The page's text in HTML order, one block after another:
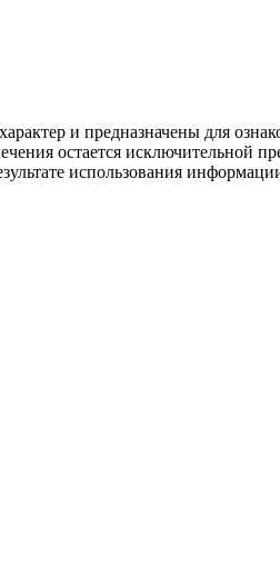
и предназначены для
остается
использования